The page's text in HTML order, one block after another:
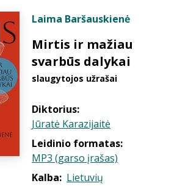
Laima Baršauskienė
Mirtis ir mažiau
svarbūs dalykai
slaugytojos užrašai
Diktorius:
Jūratė Karazijaitė
Leidinio formatas:
MP3 (garso įrašas)
Kalba: Lietuvių